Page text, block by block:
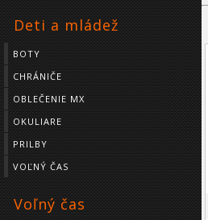
Deti a mládež
BOTY
CHRÁNIČE
OBLEČENIE MX
OKULIARE
PRILBY
VOĽNÝ ČAS
Voľný čas